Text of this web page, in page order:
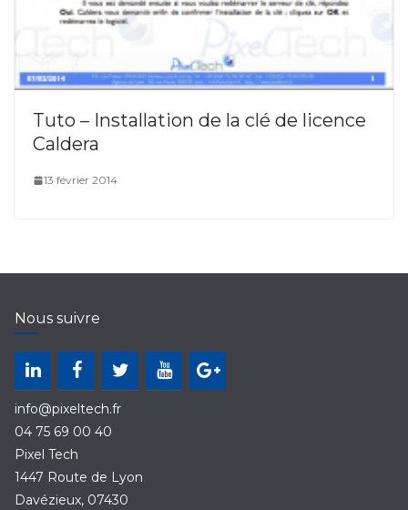
Tuto – Installation de la clé de licence
Caldera
13 février 2014
Nous suivre
info@pixeltech.fr
04 75 69 00 40
Pixel Tech
1447 Route de Lyon
Davézieux, 07430